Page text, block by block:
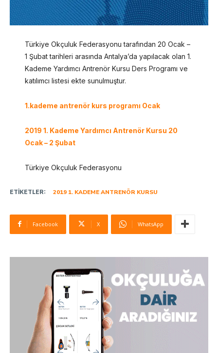
Türkiye Okçuluk Federasyonu tarafından 20 Ocak –
1 Şubat tarihleri arasında Antalya’da yapılacak olan 1.
Kademe Yardımcı Antrenör Kursu Ders Programı ve
katılımcı listesi ekte sunulmuştur.
1.kademe antrenör kurs programı Ocak
2019 1. Kademe Yardımcı Antrenör Kursu 20
Ocak – 2 Şubat
Türkiye Okçuluk Federasyonu
ETIKETLER: 2019 1. KADEME ANTRENÖR KURSU
Facebook X WhatsApp